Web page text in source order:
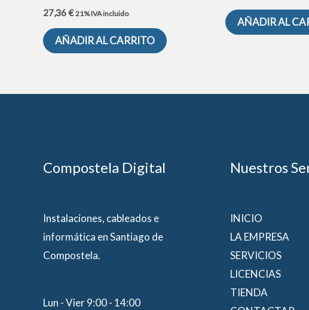
27,36€ 21% IVA incluido
AÑADIR AL CARRITO
AÑADIR AL
Compostela Digital
Instalaciones, cableados e
informática en Santiago de
Compostela.
Lun - Vier 9:00 - 14:00
Nuestros
INICIO
LA EMPRESA
SERVICIOS
LICENCIAS
TIENDA